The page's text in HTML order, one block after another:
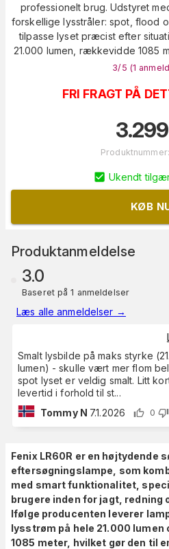
professionelt brug. Udstyret
forskellige lysstråler: spot, flood
tilpasse lyset præcist efter
21.000 lumen, rækkevidde 1085
3/5 (1
FRI FRAGT PÅ
3.299
Produktnummer:
Ukendt
KØB
Produktanmeldelse
3.0
Baseret på 1 anmeldelser
Læs alle anmeldelser →
Smalt lysbilde på maks styrke
lumen) - skulle vært mer flom
spot lyset er veldig smalt. Litt
levertid i forhold til st...
Tommy N 7.1.2026 0
Fenix LR60R er en højtydende
eftersøgningslampe, som
med smart funktionalitet,
brugere inden for jagt, redning
Ifølge producenten leverer
lysstrøm på hele 21.000 lumen
1085 meter, hvilket gør den til